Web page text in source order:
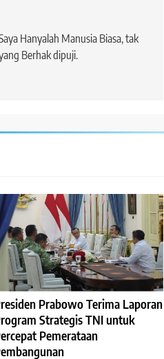
Hanyalah Manusia Biasa, tak
Berhak dipuji.
Prabowo Terima Laporan
Strategis TNI untuk
Pemerataan